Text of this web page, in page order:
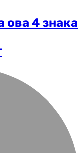
ова 4 знака